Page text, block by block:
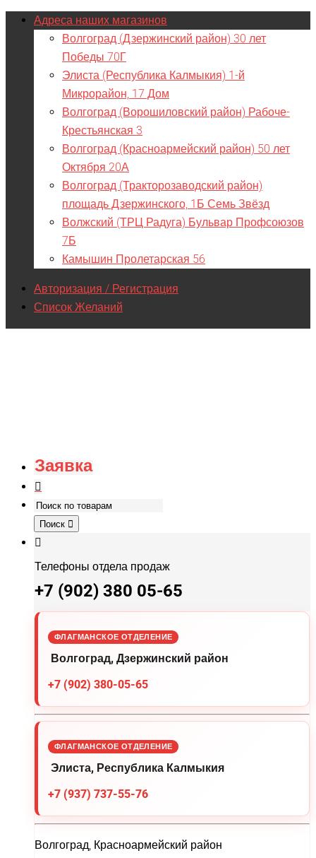
Адреса наших магазинов
Волгоград (Дзержинский район) 30 лет
Победы 70Г
Элиста (Республика Калмыкия) 1-й
Микрорайон, 17 Дом
Волгоград (Ворошиловский район) Рабоче-
Крестьянская 3
Волгоград (Красноармейский район) 50 лет
Октября 20А
Волгоград (Тракторозаводский район)
площадь Дзержинского, 1Б Семь Звёзд
Волжский (ТРЦ Радуга) Бульвар Профсоюзов
7Б
Камышин Пролетарская 56
Авторизация / Регистрация
Список Желаний
Заявка
Поиск
Телефоны отдела продаж
+7 (902) 380 05-65
ФЛАГМАНСКОЕ ОТДЕЛЕНИЕ
Волгоград, Дзержинский район
+7 (902) 380-05-65
ФЛАГМАНСКОЕ ОТДЕЛЕНИЕ
Элиста, Республика Калмыкия
+7 (937) 737-55-76
Волгоград, Красноармейский район